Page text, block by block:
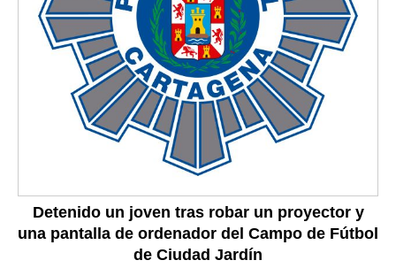
Detenido un joven tras robar un proyector y
una pantalla de ordenador del Campo de Fútbol
de Ciudad Jardín